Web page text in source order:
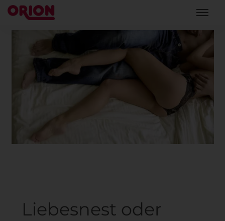
Liebesnest oder